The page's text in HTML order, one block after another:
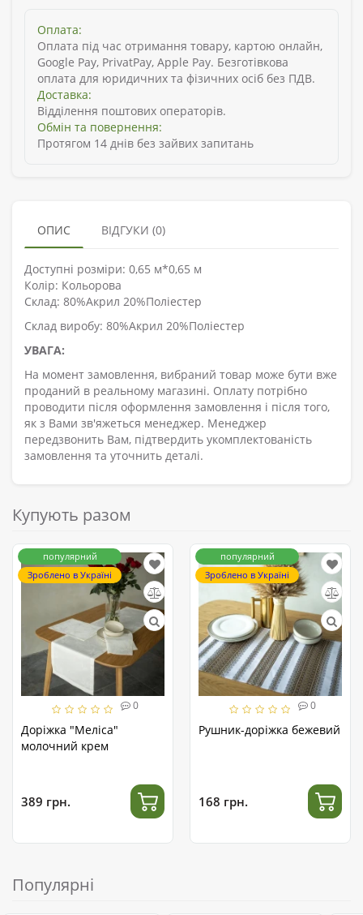
Оплата:
Оплата під час отримання товару, картою онлайн,
Google Pay, PrivatPay, Apple Pay. Безготівкова
оплата для юридичних та фізичних осіб без ПДВ.
Доставка:
Відділення поштових операторів.
Обмін та повернення:
Протягом 14 днів без зайвих запитань
ОПИС ВІДГУКИ (0)
Доступні розміри: 0,65 м*0,65 м
Колір: Кольорова
Склад: 80%Акрил 20%Поліестер
Склад виробу: 80%Акрил 20%Поліестер
УВАГА:
На момент замовлення, вибраний товар може бути вже
проданий в реальному магазині. Оплату потрібно
проводити після оформлення замовлення і після того,
як з Вами зв'яжеться менеджер. Менеджер
передзвонить Вам, підтвердить укомплектованість
замовлення та уточнить деталі.
Купують разом
популярний
Зроблено в Україні
0
Доріжка "Меліса"
молочний крем
389 грн.
популярний
Зроблено в Україні
0
Рушник-доріжка бежевий
168 грн.
Популярні